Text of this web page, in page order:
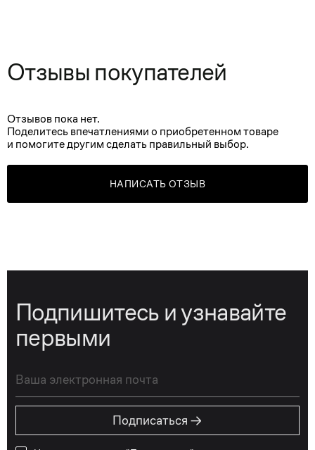
Отзывы покупателей
Отзывов пока нет.
Поделитесь впечатлениями о приобретенном товаре
и помогите другим сделать правильный выбор.
НАПИСАТЬ ОТЗЫВ
Подпишитесь и узнавайте
первыми
Подписаться →